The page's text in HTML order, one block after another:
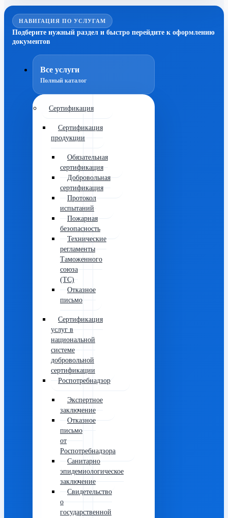
НАВИГАЦИЯ ПО УСЛУГАМ
Подберите нужный раздел и быстро перейдите к оформлению
документов
Все услуги
Полный каталог
Сертификация
Сертификация
продукции
Обязательная
сертификация
Добровольная
сертификация
Протокол
испытаний
Пожарная
безопасность
Технические
регламенты
Таможенного
союза
(ТС)
Отказное
письмо
Сертификация
услуг в
национальной
системе
добровольной
сертификации
Роспотребнадзор
Экспертное
заключение
Отказное
письмо
от
Роспотребнадзора
Санитарно
эпидемиологическое
заключение
Свидетельство
о
государственной